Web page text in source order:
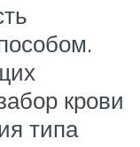
крови
типа